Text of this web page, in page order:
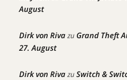
August
Dirk von RivazuGrand Theft
27. August
Dirk von RivazuSwitch &